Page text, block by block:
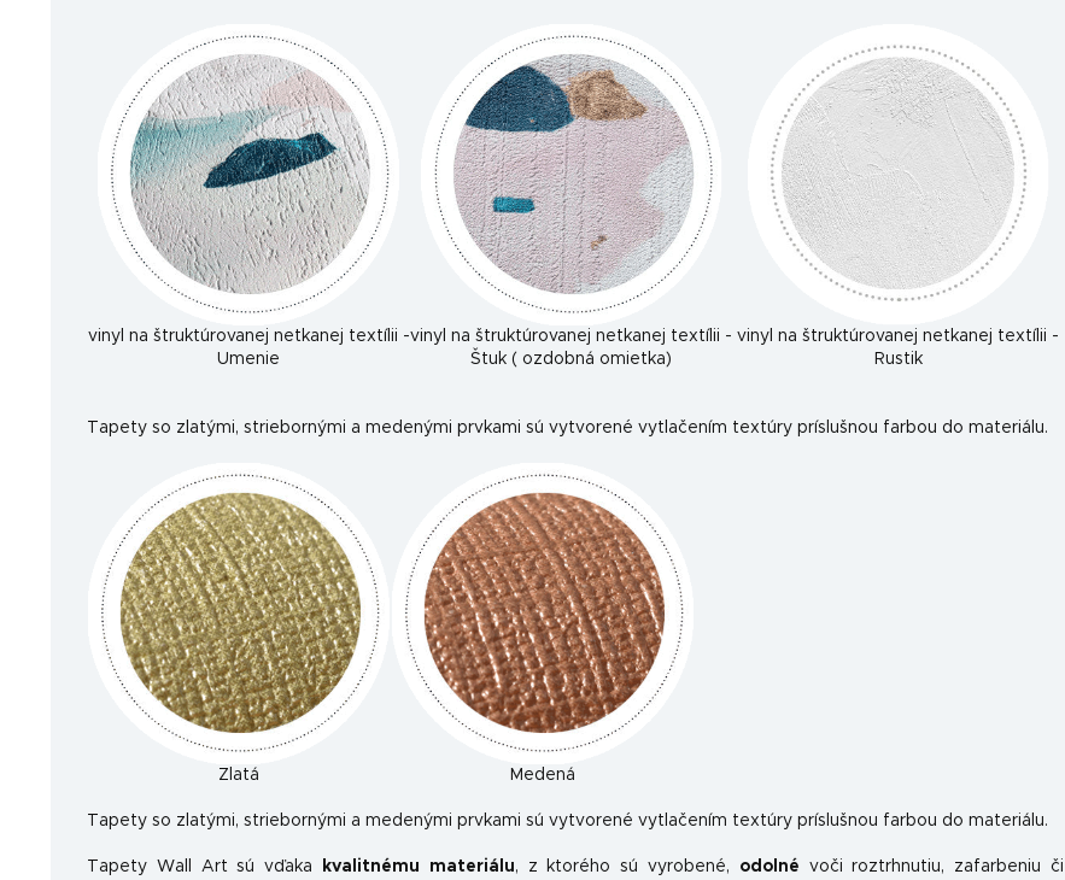
vinyl na štruktúrovanej netkanej textílii -
Umenie
vinyl na štruktúrovanej netkanej textílii -
Štuk ( ozdobná omietka)
vinyl na štruktúrovanej netkanej textílii -
Rustik
Tapety so zlatými, striebornými a medenými prvkami sú vytvorené vytlačením textúry príslušnou farbou do materiálu.
Zlatá Medená
Tapety so zlatými, striebornými a medenými prvkami sú vytvorené vytlačením textúry príslušnou farbou do materiálu.
Tapety Wall Art sú vďaka kvalitnému materiálu, z ktorého sú vyrobené, odolné voči roztrhnutiu, zafarbeniu či